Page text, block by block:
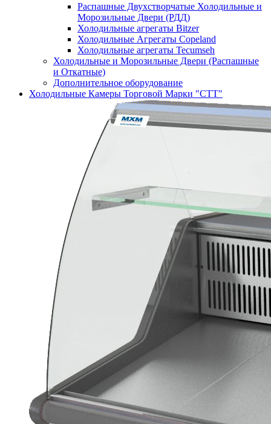
Распашные Двухстворчатые Холодильные и
Морозильные Двери (РДД)
Холодильные агрегаты Bitzer
Холодильные Агрегаты Copeland
Холодильные агрегаты Tecumseh
Холодильные и Морозильные Двери (Распашные
и Откатные)
Дополнительное оборудование
Холодильные Камеры Торговой Марки "СТТ"